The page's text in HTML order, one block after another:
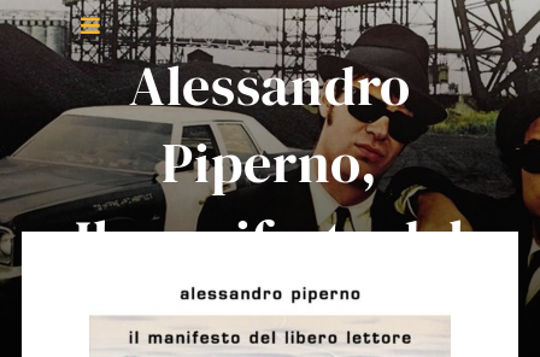
Salta
contenuto
Toggle
Navigation
Home
About Me
Alessandro
Piperno,
Il manifesto del
libero lettore